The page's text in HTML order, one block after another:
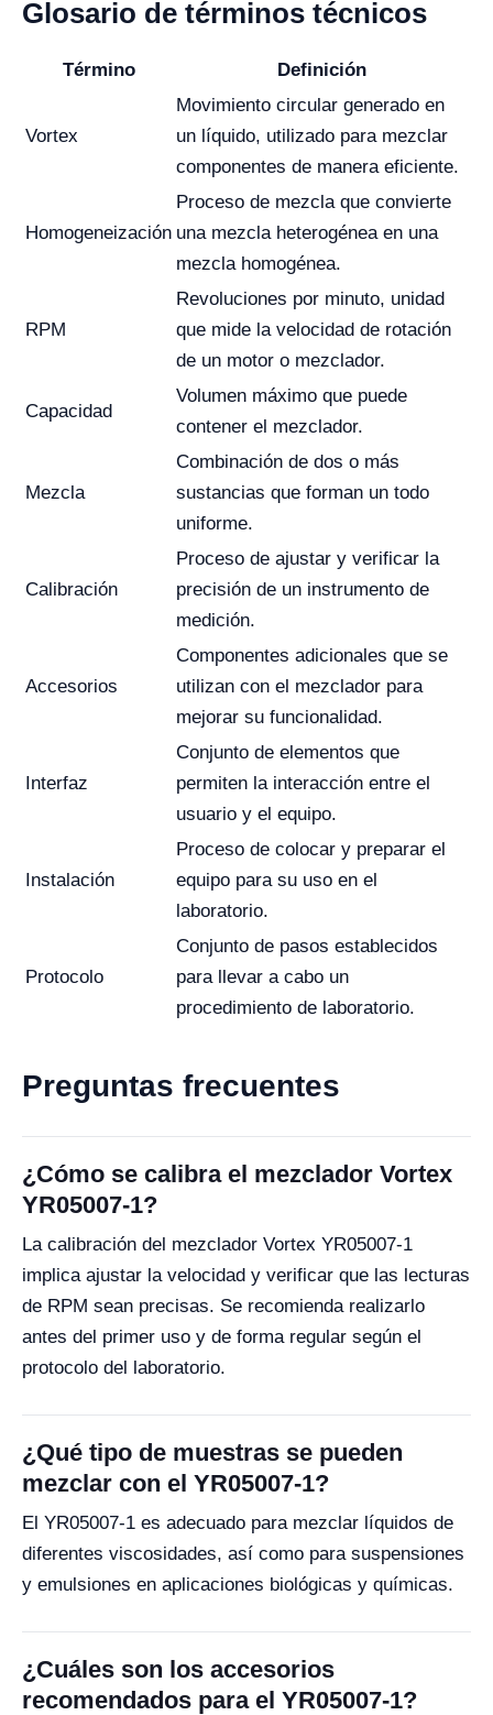
Glosario de términos técnicos
Término Definición
Vortex
Movimiento circular generado en
un líquido, utilizado para mezclar
componentes de manera eficiente.
Homogeneización
Proceso de mezcla que convierte
una mezcla heterogénea en una
mezcla homogénea.
RPM
Revoluciones por minuto, unidad
que mide la velocidad de rotación
de un motor o mezclador.
Capacidad
Volumen máximo que puede
contener el mezclador.
Mezcla
Combinación de dos o más
sustancias que forman un todo
uniforme.
Calibración
Proceso de ajustar y verificar la
precisión de un instrumento de
medición.
Accesorios
Componentes adicionales que se
utilizan con el mezclador para
mejorar su funcionalidad.
Interfaz
Conjunto de elementos que
permiten la interacción entre el
usuario y el equipo.
Instalación
Proceso de colocar y preparar el
equipo para su uso en el
laboratorio.
Protocolo
Conjunto de pasos establecidos
para llevar a cabo un
procedimiento de laboratorio.
Preguntas frecuentes
¿Cómo se calibra el mezclador Vortex
YR05007-1?
La calibración del mezclador Vortex YR05007-1
implica ajustar la velocidad y verificar que las lecturas
de RPM sean precisas. Se recomienda realizarlo
antes del primer uso y de forma regular según el
protocolo del laboratorio.
¿Qué tipo de muestras se pueden
mezclar con el YR05007-1?
El YR05007-1 es adecuado para mezclar líquidos de
diferentes viscosidades, así como para suspensiones
y emulsiones en aplicaciones biológicas y químicas.
¿Cuáles son los accesorios
recomendados para el YR05007-1?